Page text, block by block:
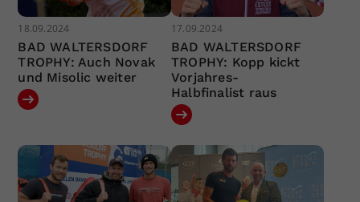
18.09.2024
BAD WALTERSDORF
TROPHY: Auch Novak
und Misolic weiter
17.09.2024
BAD WALTERSDORF
TROPHY: Kopp kickt
Vorjahres-
Halbfinalist raus